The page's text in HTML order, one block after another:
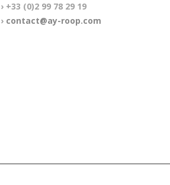
› +33 (0)2 99 78 29 19
› contact@ay-roop.com